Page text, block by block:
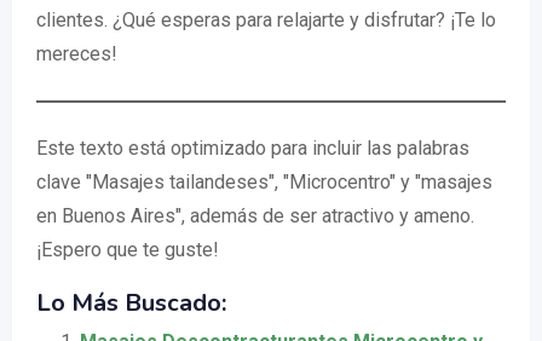
clientes. ¿Qué esperas para relajarte y disfrutar? ¡Te lo
mereces!
Este texto está optimizado para incluir las palabras
clave "Masajes tailandeses", "Microcentro" y "masajes
en Buenos Aires", además de ser atractivo y ameno.
¡Espero que te guste!
Lo Más Buscado: